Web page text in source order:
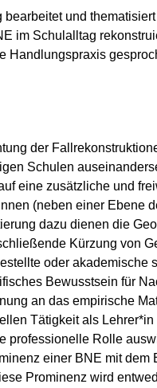
und
im Schulalltag
Handlungspraxis
der
Schulen
eine zusätzliche und
(neben einer Ebene
dazu dienen die
Kürzung von
oder
Bewusstsein für
an das empirische
Tätigkeit als
professionelle Rolle
einer BNE mit
Prominenz wird